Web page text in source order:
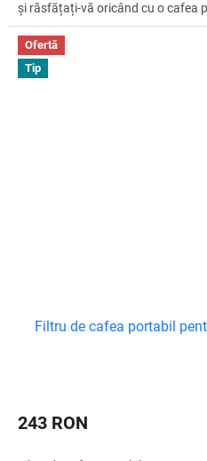
și răsfățați-vă oricând cu o cafea
Ofertă
Tip
Filtru de cafea portabil
243 RON